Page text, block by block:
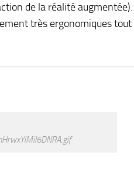
de la réalité
très ergonomiques tout